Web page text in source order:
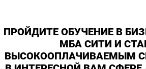
ПРОЙДИТЕ ОБУЧЕНИЕ В
МБА СИТИ И
ВЫСОКООПЛАЧИВАЕМЫМ